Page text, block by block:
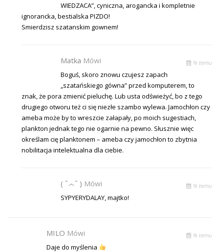
WIEDZACA”, cyniczna, arogancka i kompletnie
ignorancka, bestialska PIZDO!
Smierdzisz szatanskim gownem!
Matka Mówi % temu
Boguś, skoro znowu czujesz zapach
„szatańskiego gówna” przed komputerem, to
znak, że pora zmienić pieluchę. Lub usta odświeżyć, bo z tego
drugiego otworu też ci się niezłe szambo wylewa. Jamochłon czy
ameba może by to wreszcie załapały, po moich sugestiach,
plankton jednak tego nie ogarnie na pewno. Słusznie więc
określam cię planktonem – ameba czy jamochłon to zbytnia
nobilitacja intelektualna dla ciebie.
( ˇ෴ˇ ) Mówi % temu
SYPYERYDALAY, majtko!
MILO Mówi % temu
Daje do myślenia